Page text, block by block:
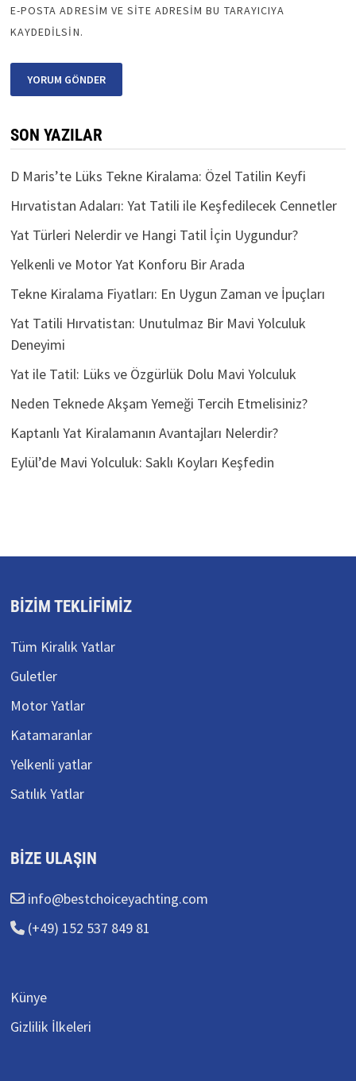
E-POSTA ADRESIM VE SITE ADRESIM BU TARAYICIYA
KAYDEDILSIN.
SON YAZILAR
D Maris’te Lüks Tekne Kiralama: Özel Tatilin Keyfi
Hırvatistan Adaları: Yat Tatili ile Keşfedilecek Cennetler
Yat Türleri Nelerdir ve Hangi Tatil İçin Uygundur?
Yelkenli ve Motor Yat Konforu Bir Arada
Tekne Kiralama Fiyatları: En Uygun Zaman ve İpuçları
Yat Tatili Hırvatistan: Unutulmaz Bir Mavi Yolculuk
Deneyimi
Yat ile Tatil: Lüks ve Özgürlük Dolu Mavi Yolculuk
Neden Teknede Akşam Yemeği Tercih Etmelisiniz?
Kaptanlı Yat Kiralamanın Avantajları Nelerdir?
Eylül’de Mavi Yolculuk: Saklı Koyları Keşfedin
BIZIM TEKLIFIMIZ
Tüm Kiralık Yatlar
Guletler
Motor Yatlar
Katamaranlar
Yelkenli yatlar
Satılık Yatlar
BIZE ULAŞIN
info@bestchoiceyachting.com
(+49) 152 537 849 81
Künye
Gizlilik İlkeleri